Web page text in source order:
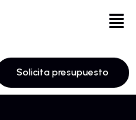
Solicita presupuesto